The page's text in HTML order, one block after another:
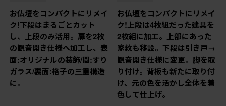
お仏壇をコンパクトにリメイ
ク!下段はまるごとカット
し、上段のみ活用。扉を2枚
の観音開き仕様へ加工し、表
面:オリジナルの装飾/間:すり
ガラス/裏面:格子の三重構造
に。
お仏壇をコンパクトにリメイ
ク!上段は4枚組だった建具を
2枚組に加工。上部にあった
家紋も移設。下段は引き戸→
観音開き仕様に変更。脚を取
り付け。背板も新たに取り付
け、元の色を活かし全体を着
色して仕上げ。